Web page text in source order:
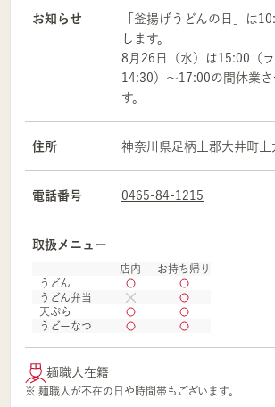
お知らせ
「釜揚げうどんの日」は
します。
8月26日（水）は15:00（
14:30）～17:00の間休業さ
す。
住所 神奈川県 足柄上郡大井町上
電話番号 0465-84-1215
取扱メニュー
店内
お持ち帰り
うどん
うどん弁当
天ぷら
うどーなつ
麺職人在籍
※ 麺職人が不在の日や時間帯もございます。